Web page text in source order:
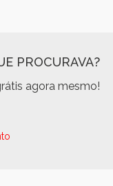
PROCURAVA?
agora mesmo!